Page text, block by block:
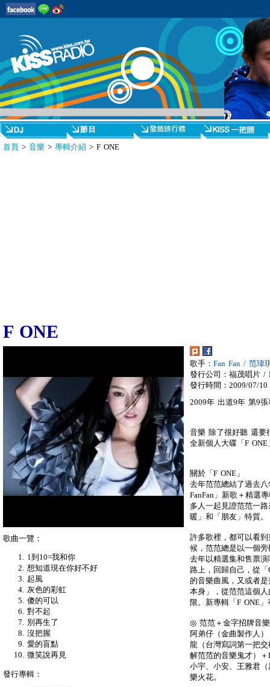
首頁 > 音樂 > 專輯介紹 > F ONE
F ONE
歌手： Fan Fan / 范瑋
發行公司：福茂唱片 /
發行時間：2009/07/10
2009年 出道9年 第9張
音樂 除了很好聽 還要
全新個人大碟「F
關於「F ONE」
去年范范總結了過去
FanFan」新歌＋精選
多人一起見證范范一
暖」和「朋友」特質。
許多歌裡，都可以看
候，范范總是以一個
去年以精選集和售票
路上，回歸自己，從
的音樂曲風，又或者
本身」，從范范這個
限。新專輯「F ONE」
◎ 范范＋金字招牌音
阿弟仔（金曲製作人
龍（台灣寫詞第一把
解范范的音樂鬼才）
小宇、小安、王雅君
樂火花。
歌曲一覽：
1到10=我和你
想知道現在你好不好
起風
灰色的彩虹
傻的可以
對不起
別再生了
沒把握
愛的盲點
微笑說再見
發行專輯：